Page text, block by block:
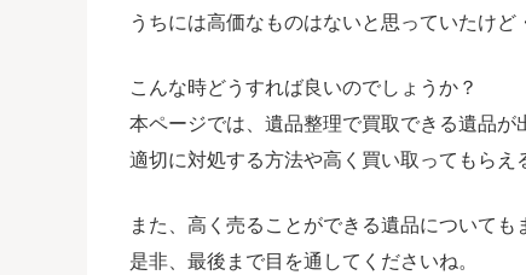
うちには高価なものはないと思っていたけど
こんな時どうすれば良いのでしょうか？
本ページでは、遺品整理で買取できる遺品が
適切に対処する方法や高く買い取ってもらえ
また、高く売ることができる遺品についても
是非、最後まで目を通してくださいね。